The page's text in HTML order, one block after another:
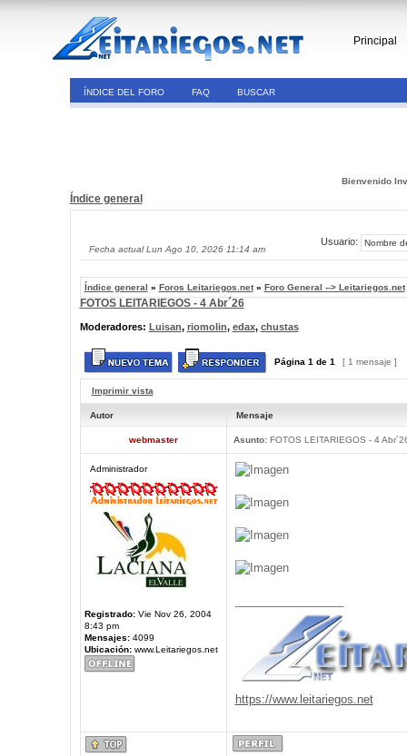
Principal
ÍNDICE DEL FORO FAQ BUSCAR
Bienvenido
Índice general
Fecha actual Lun Ago 10, 2026 11:14 am
Usuario:
Índice general » Foros Leitariegos.net» Foro General --> Leitariegos.net
FOTOS LEITARIEGOS - 4 Abr´26
Moderadores: Luisan, riomolin, edax, chustas
Página 1 de 1 [ 1 mensaje ]
Imprimir vista
Autor Mensaje
webmaster Asunto:FOTOS LEITARIEGOS - 4
Administrador
Registrado:Vie Nov 26, 2004
8:43 pm
Mensajes:4099
Ubicación:www.Leitariegos.net
https://www.leitariegos.net